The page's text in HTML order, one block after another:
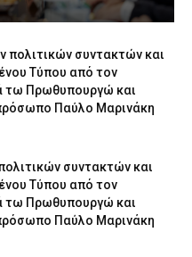
πολιτικών συντακτών και
Τύπου από τον
τω Πρωθυπουργώ και
Παύλο Μαρινάκη
συντακτών και
Τύπου από τον
τω Πρωθυπουργώ και
Παύλο Μαρινάκη